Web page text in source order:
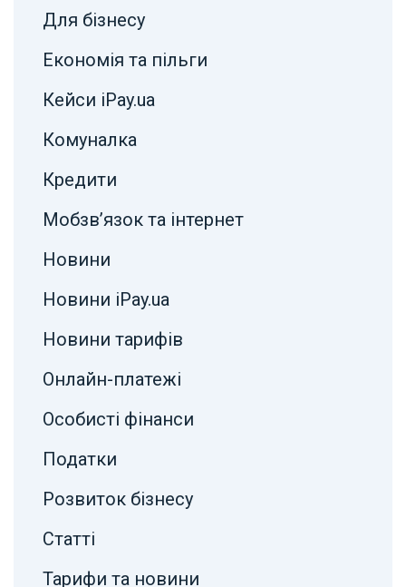
Для бізнесу
Економія та пільги
Кейси iPay.ua
Комуналка
Кредити
Мобзв’язок та інтернет
Новини
Новини iPay.ua
Новини тарифів
Онлайн-платежі
Особисті фінанси
Податки
Розвиток бізнесу
Статті
Тарифи та новини